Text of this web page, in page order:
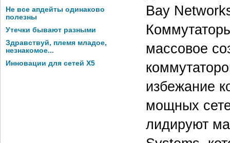
Не все апдейты одинаково
полезны
Утечки бывают разными
Здравствуй, племя младое,
незнакомое...
Инновации для сетей X5
Bay
массовое
избежание
мощных
лидируют